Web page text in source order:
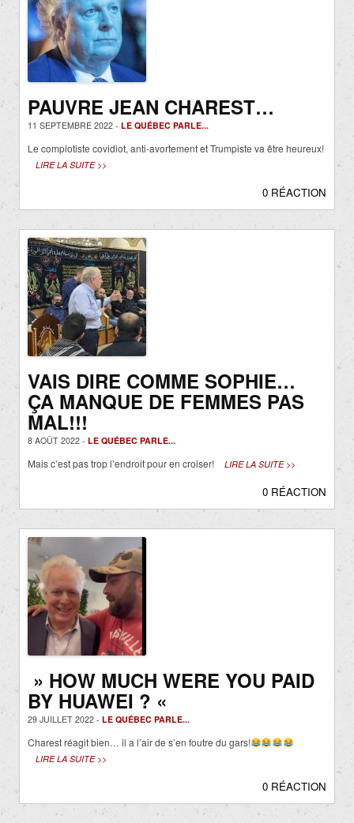
PAUVRE JEAN CHAREST…
11 SEPTEMBRE 2022 - LE QUÉBEC PARLE...
Le complotiste covidiot, anti-avortement et Trumpiste va être heureux!
LIRE LA SUITE >>
0 RÉACTION
VAIS DIRE COMME SOPHIE…
ÇA MANQUE DE FEMMES PAS
MAL!!!
8 AOÛT 2022 - LE QUÉBEC PARLE...
Mais c’est pas trop l’endroit pour en croiser! LIRE LA SUITE >>
0 RÉACTION
» HOW MUCH WERE YOU PAID
BY HUAWEI ? «
29 JUILLET 2022 - LE QUÉBEC PARLE...
Charest réagit bien… il a l’air de s’en foutre du gars!
LIRE LA SUITE >>
0 RÉACTION